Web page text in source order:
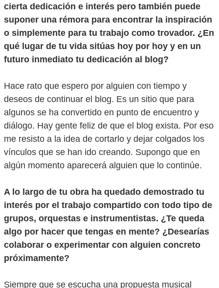
cierta dedicación e interés pero también puede
suponer una rémora para encontrar la inspiración
o simplemente para tu trabajo como trovador. ¿En
qué lugar de tu vida sitúas hoy por hoy y en un
futuro inmediato tu dedicación al blog?
Hace rato que espero por alguien con tiempo y
deseos de continuar el blog. Es un sitio que para
algunos se ha convertido en punto de encuentro y
diálogo. Hay gente feliz de que el blog exista. Por eso
me resisto a la idea de cortarlo y dejar colgados los
vínculos que se han ido creando. Supongo que en
algún momento aparecerá alguien que lo continúe.
A lo largo de tu obra ha quedado demostrado tu
interés por el trabajo compartido con todo tipo de
grupos, orquestas e instrumentistas. ¿Te queda
algo por hacer que tengas en mente? ¿Desearías
colaborar o experimentar con alguien concreto
próximamente?
Siempre que se escucha una propuesta musical